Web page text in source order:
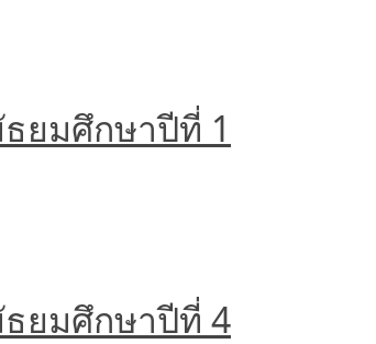
ยมศึกษาปีที่ 1
ยมศึกษาปีที่ 4